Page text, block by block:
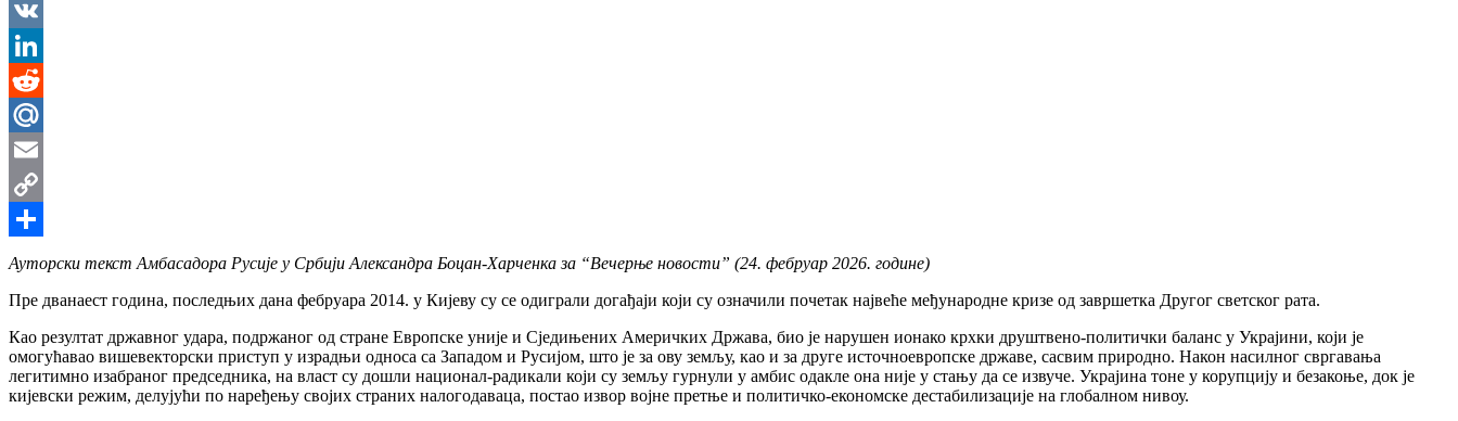
Messenger
VK
LinkedIn
Reddit
Mail.Ru
Email
Copy
Link
Share
Ауторски текст Амбасадора Русије у Србији Александра Боцан-Харченка за “Вечерње новости” (24. фебруар 2026. године)
Пре дванаест година, последњих дана фебруара 2014. у Кијеву су се одиграли догађаји који су означили почетак највеће међународне кризе од завршетка Другог светског рата.
Као резултат државног удара, подржаног од стране Европске уније и Сједињених Америчких Држава, био је нарушен ионако крхки друштвено-политички баланс у Украјини, који је
омогућавао вишевекторски приступ у израдњи односа са Западом и Русијом, што је за ову земљу, као и за друге источноевропске државе, сасвим природно. Након насилног свргавања
легитимно изабраног председника, на власт су дошли национал-радикали који су земљу гурнули у амбис одакле она није у стању да се извуче. Украјина тоне у корупцију и безакоње, док је
кијевски режим, делујући по наређењу својих страних налогодаваца, постао извор војне претње и политичко-економске дестабилизације на глобалном нивоу.